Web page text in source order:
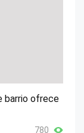
barrio ofrece
780